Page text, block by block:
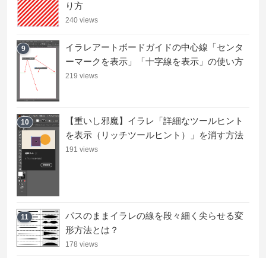
り方
240 views
9
イラレアートボードガイドの中心線「センタ
ーマークを表示」「十字線を表示」の使い方
219 views
10
【重いし邪魔】イラレ「詳細なツールヒント
を表示（リッチツールヒント）」を消す方法
191 views
11
パスのままイラレの線を段々細く尖らせる変
形方法とは？
178 views